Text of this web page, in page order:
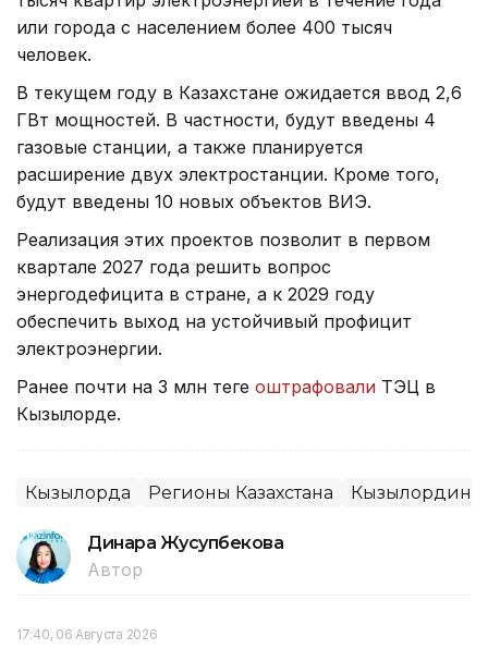
или города с населением более 400 тысяч
человек.
В текущем году в Казахстане ожидается ввод 2,6
ГВт мощностей. В частности, будут введены 4
газовые станции, а также планируется
расширение двух электростанции. Кроме того,
будут введены 10 новых объектов ВИЭ.
Реализация этих проектов позволит в первом
квартале 2027 года решить вопрос
энергодефицита в стране, а к 2029 году
обеспечить выход на устойчивый профицит
электроэнергии.
Ранее почти на 3 млн теңге оштрафовали ТЭЦ в
Кызылорде.
Кызылорда Регионы Казахстана
Динара Жусупбекова
Автор
17:40, 06 Августа 2026